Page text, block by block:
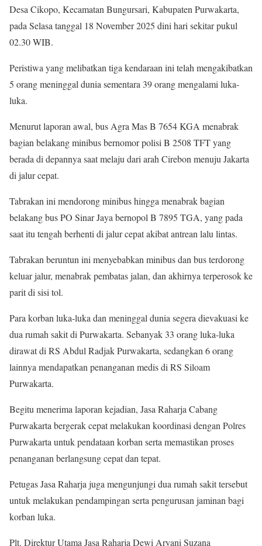
Desa Cikopo, Kecamatan Bungursari, Kabupaten Purwakarta,
pada Selasa tanggal 18 November 2025 dini hari sekitar pukul
02.30 WIB.
Peristiwa yang melibatkan tiga kendaraan ini telah mengakibatkan
5 orang meninggal dunia sementara 39 orang mengalami luka-
luka.
Menurut laporan awal, bus Agra Mas B 7654 KGA menabrak
bagian belakang minibus bernomor polisi B 2508 TFT yang
berada di depannya saat melaju dari arah Cirebon menuju Jakarta
di jalur cepat.
Tabrakan ini mendorong minibus hingga menabrak bagian
belakang bus PO Sinar Jaya bernopol B 7895 TGA, yang pada
saat itu tengah berhenti di jalur cepat akibat antrean lalu lintas.
Tabrakan beruntun ini menyebabkan minibus dan bus terdorong
keluar jalur, menabrak pembatas jalan, dan akhirnya terperosok ke
parit di sisi tol.
Para korban luka-luka dan meninggal dunia segera dievakuasi ke
dua rumah sakit di Purwakarta. Sebanyak 33 orang luka-luka
dirawat di RS Abdul Radjak Purwakarta, sedangkan 6 orang
lainnya mendapatkan penanganan medis di RS Siloam
Purwakarta.
Begitu menerima laporan kejadian, Jasa Raharja Cabang
Purwakarta bergerak cepat melakukan koordinasi dengan Polres
Purwakarta untuk pendataan korban serta memastikan proses
penanganan berlangsung cepat dan tepat.
Petugas Jasa Raharja juga mengunjungi dua rumah sakit tersebut
untuk melakukan pendampingan serta pengurusan jaminan bagi
korban luka.
Plt. Direktur Utama Jasa Raharja Dewi Aryani Suzana